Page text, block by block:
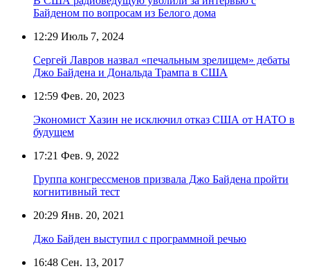
Байденом по вопросам из Белого дома
12:29 Июль 7, 2024
Сергей Лавров назвал «печальным зрелищем» дебаты
Джо Байдена и Дональда Трампа в США
12:59 Фев. 20, 2023
Экономист Хазин не исключил отказ США от НАТО в
будущем
17:21 Фев. 9, 2022
Группа конгрессменов призвала Джо Байдена пройти
когнитивный тест
20:29 Янв. 20, 2021
Джо Байден выступил с программной речью
16:48 Сен. 13, 2017